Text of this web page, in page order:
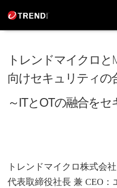
トレンドマイクロと
向けセキュリティの
～ITとOTの融合を
トレンドマイクロ株式会
代表取締役社長 兼 CEO：